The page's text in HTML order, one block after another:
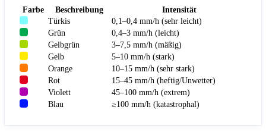
Farbe Beschreibung
Intensität
Türkis
0,1–0,4 mm/h (sehr leicht)
Grün
0,4–3 mm/h (leicht)
Gelbgrün
3–7,5 mm/h (mäßig)
Gelb
5–10 mm/h (stark)
Orange
10–15 mm/h (sehr stark)
Rot
15–45 mm/h (heftig/Unwetter)
Violett
45–100 mm/h (extrem)
Blau
≥100 mm/h (katastrophal)